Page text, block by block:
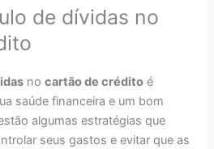
de dívidas no
nocartão de crédito é
saúde financeira e um bom
algumas estratégias que
seus gastos e evitar que as